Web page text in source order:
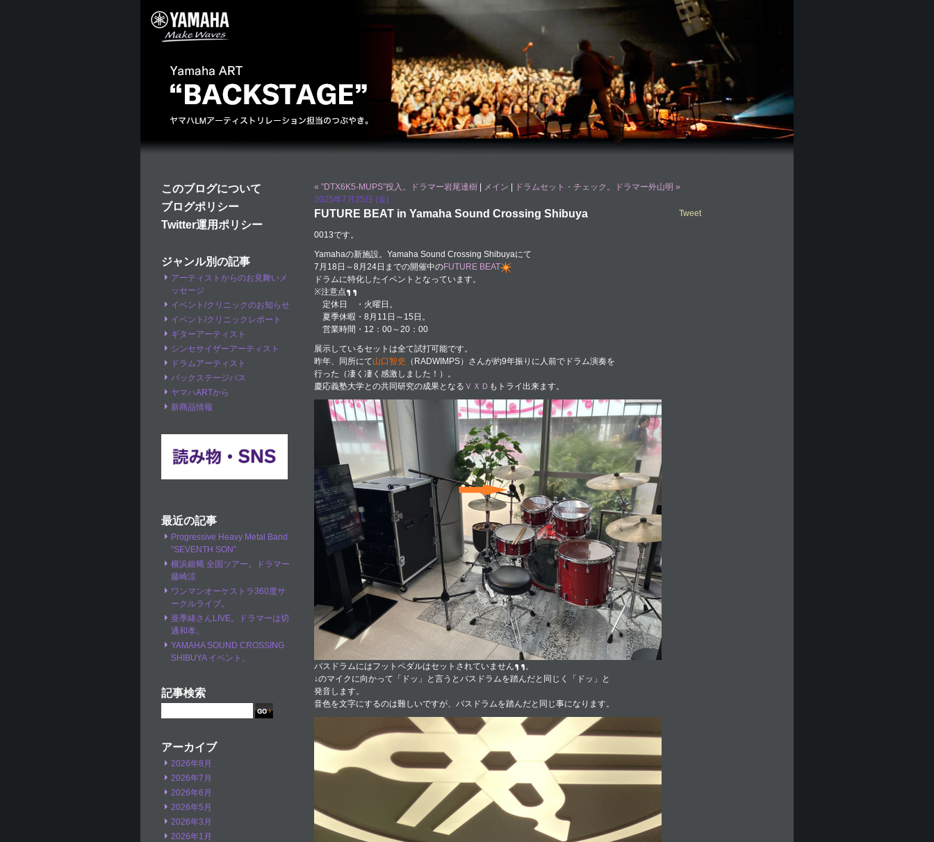
このブログについて
ブログポリシー
Twitter運用ポリシー
ジャンル別の記事
アーティストからのお見舞いメ
ッセージ
イベント/クリニックのお知らせ
イベント/クリニックレポート
ギターアーティスト
シンセサイザーアーティスト
ドラムアーティスト
バックステージパス
ヤマハARTから
新商品情報
最近の記事
Progressive Heavy Metal Band
”SEVENTH SON”
横浜銀蝿 全国ツアー。ドラマー
藤崎涼
ワンマンオーケストラ360度サ
ークルライブ。
亜季緒さんLIVE。ドラマーは切
通和孝。
YAMAHA SOUND CROSSING
SHIBUYA イベント。
記事検索
アーカイブ
2026年8月
2026年7月
2026年6月
2026年5月
2026年3月
2026年1月
« ”DTX6K5-MUPS”投入。ドラマー岩尾達樹 メイン
ドラムセット・チェック。ドラマー外山明 »
2025年7月25日 (金)
Tweet
FUTURE BEAT in Yamaha Sound Crossing Shibuya
0013です。
Yamahaの新施設。Yamaha Sound Crossing Shibuyaにて
7月18日～8月24日までの開催中のFUTURE BEAT
ドラムに特化したイベントとなっています。
※注意点
定休日 ・火曜日。
夏季休暇・8月11日～15日。
営業時間・12：00～20：00
展示しているセットは全て試打可能です。
昨年、同所にて山口智史
（RADWIMPS）さんが約9年振りに人前でドラム演奏を
行った（凄く凄く感激しました！）。
慶応義塾大学との共同研究の成果となる ＶＸＤ もトライ出来ます。
バスドラムにはフットペダルはセットされていません
。
↓のマイクに向かって「ドッ」と言うとバスドラムを踏んだと同じく「ドッ」と
発音します。
音色を文字にするのは難しいですが、バスドラムを踏んだと同じ事になります。